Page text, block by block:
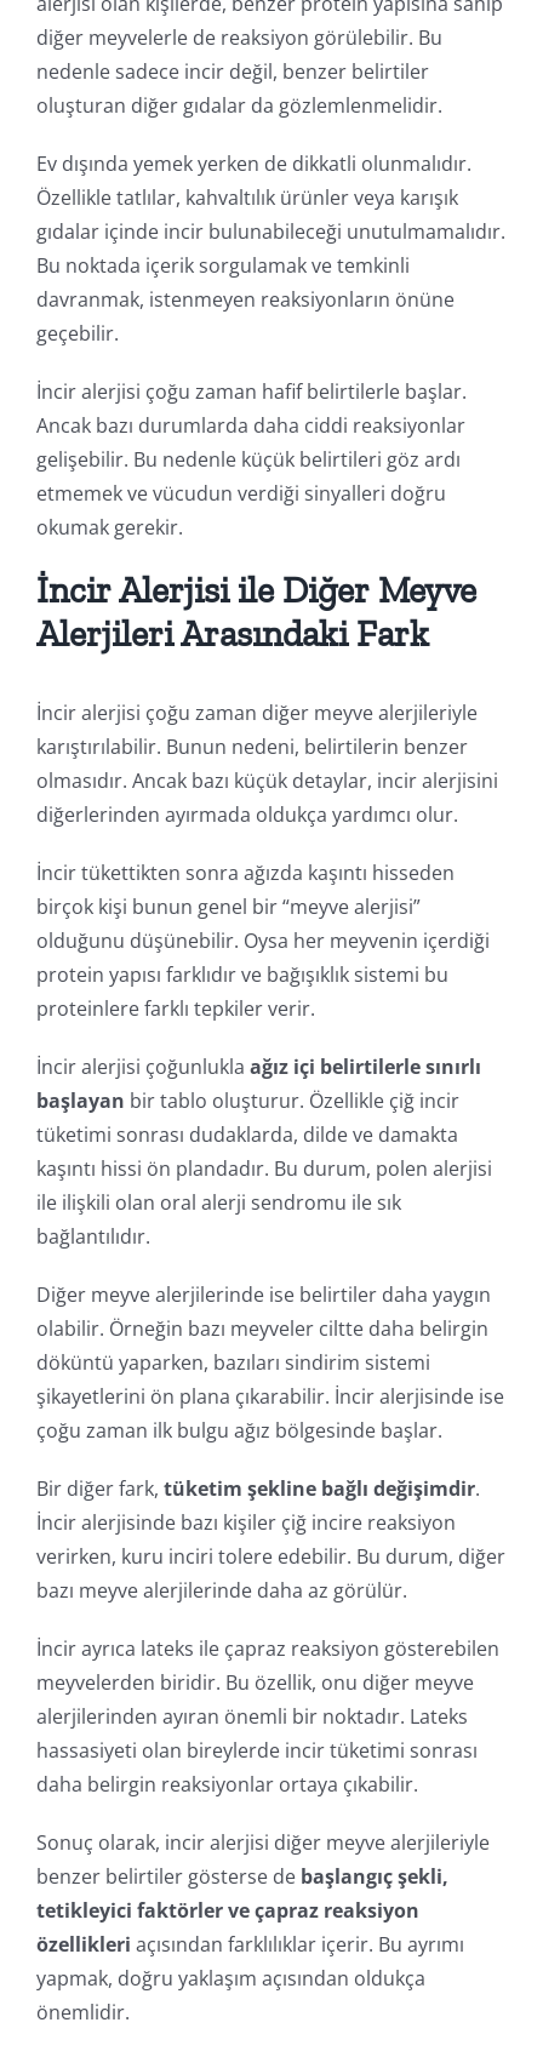
diğer meyvelerle de reaksiyon görülebilir. Bu
nedenle sadece incir değil, benzer belirtiler
oluşturan diğer gıdalar da gözlemlenmelidir.
Ev dışında yemek yerken de dikkatli olunmalıdır.
Özellikle tatlılar, kahvaltılık ürünler veya karışık
gıdalar içinde incir bulunabileceği unutulmamalıdır.
Bu noktada içerik sorgulamak ve temkinli
davranmak, istenmeyen reaksiyonların önüne
geçebilir.
İncir alerjisi çoğu zaman hafif belirtilerle başlar.
Ancak bazı durumlarda daha ciddi reaksiyonlar
gelişebilir. Bu nedenle küçük belirtileri göz ardı
etmemek ve vücudun verdiği sinyalleri doğru
okumak gerekir.
İncir Alerjisi ile Diğer Meyve
Alerjileri Arasındaki Fark
İncir alerjisi çoğu zaman diğer meyve alerjileriyle
karıştırılabilir. Bunun nedeni, belirtilerin benzer
olmasıdır. Ancak bazı küçük detaylar, incir alerjisini
diğerlerinden ayırmada oldukça yardımcı olur.
İncir tükettikten sonra ağızda kaşıntı hisseden
birçok kişi bunun genel bir “meyve alerjisi”
olduğunu düşünebilir. Oysa her meyvenin içerdiği
protein yapısı farklıdır ve bağışıklık sistemi bu
proteinlere farklı tepkiler verir.
İncir alerjisi çoğunlukla ağız içi belirtilerle sınırlı
başlayan bir tablo oluşturur. Özellikle çiğ incir
tüketimi sonrası dudaklarda, dilde ve damakta
kaşıntı hissi ön plandadır. Bu durum, polen alerjisi
ile ilişkili olan oral alerji sendromu ile sık
bağlantılıdır.
Diğer meyve alerjilerinde ise belirtiler daha yaygın
olabilir. Örneğin bazı meyveler ciltte daha belirgin
döküntü yaparken, bazıları sindirim sistemi
şikayetlerini ön plana çıkarabilir. İncir alerjisinde ise
çoğu zaman ilk bulgu ağız bölgesinde başlar.
Bir diğer fark, tüketim şekline bağlı değişimdir.
İncir alerjisinde bazı kişiler çiğ incire reaksiyon
verirken, kuru inciri tolere edebilir. Bu durum, diğer
bazı meyve alerjilerinde daha az görülür.
İncir ayrıca lateks ile çapraz reaksiyon gösterebilen
meyvelerden biridir. Bu özellik, onu diğer meyve
alerjilerinden ayıran önemli bir noktadır. Lateks
hassasiyeti olan bireylerde incir tüketimi sonrası
daha belirgin reaksiyonlar ortaya çıkabilir.
Sonuç olarak, incir alerjisi diğer meyve alerjileriyle
benzer belirtiler gösterse de başlangıç şekli,
tetikleyici faktörler ve çapraz reaksiyon
özellikleri açısından farklılıklar içerir. Bu ayrımı
yapmak, doğru yaklaşım açısından oldukça
önemlidir.